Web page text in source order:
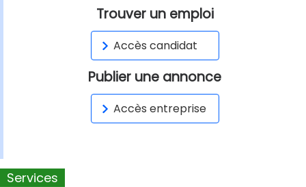
Trouver un emploi
Accès candidat
Publier une annonce
Accès entreprise
Services